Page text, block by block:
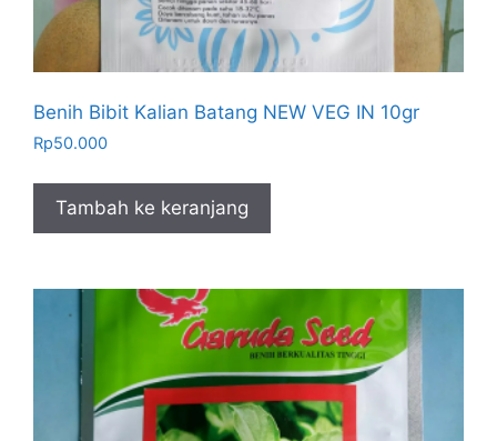
Benih Bibit Kalian Batang NEW VEG IN 10gr
Rp50.000
Tambah ke keranjang